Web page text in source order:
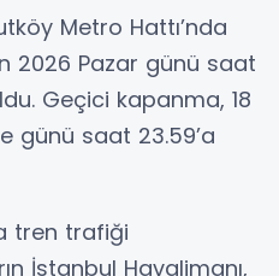
Metro Hattı’nda
2026 Pazar günü saat
Geçici kapanma, 18
günü saat 23.59’a
tren trafiği
İstanbul Havalimanı,